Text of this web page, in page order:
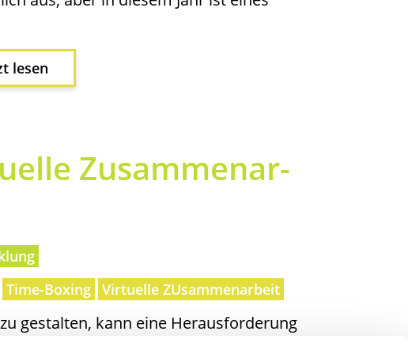
lesen
Zusam­men­ar­
Time-Boxing Virtuelle ZUsammenarbeit
gestal­ten, kann eine Her­aus­for­de­rung